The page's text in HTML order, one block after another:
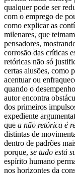
qualquer pode ser
com o emprego de
como explicar as
milenares, que
pensadores,
corrosão das críticas
retóricas não só
certas alusões, como
acentuar ou
quando o
autor encontra
dos primeiros
expediente
que a não retórica é
distintas de
dentro de padrões
porque, se tudo está
espírito humano
nos horizontes da